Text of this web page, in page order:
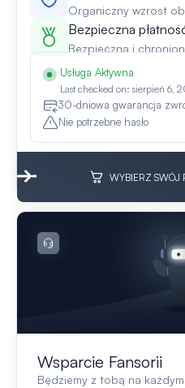
Organiczny wzrost
Bezpieczna
Bezpieczna i
Usługa Aktywna
Last checked on: sierpień 6,
30-dniowa gwarancja
Nie potrzebne hasło
WYBIERZ SWÓJ
Wsparcie Fansorii
Będziemy z tobą na